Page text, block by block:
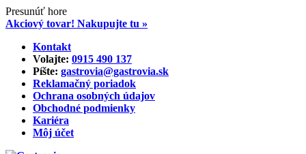
Presunúť hore
Akciový tovar! Nakupujte tu »
content
Kontakt
Volajte: 0915 490 137‬
Píšte: gastrovia@gastrovia.sk‬
Reklamačný poriadok
Ochrana osobných údajov
Obchodné podmienky
Kariéra
Môj účet